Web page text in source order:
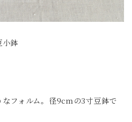
鉢
フォルム。径9cmの3寸豆鉢で